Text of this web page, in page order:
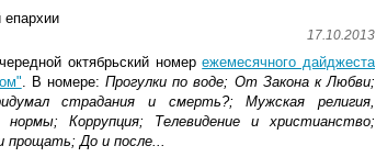
17.10.2013
октябрьский номережемесячного дайджеста
. В номере:Прогулки по воде; От Закона к Любви;
страдания и смерть?; Мужская религия,
Коррупция; Телевидение и христианство;
прощать; До и после...